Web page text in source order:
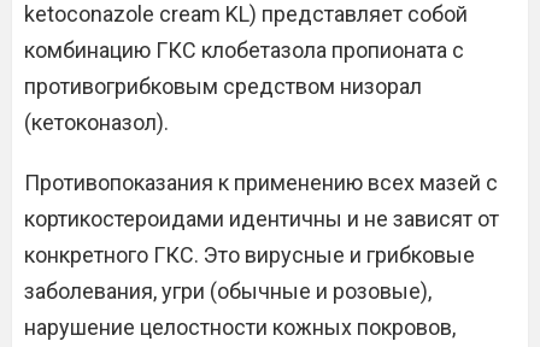
ketoconazole cream KL) представляет собой
комбинацию ГКС клобетазола пропионата с
противогрибковым средством низорал
(кетоконазол).
Противопоказания к применению всех мазей с
кортикостероидами идентичны и не зависят от
конкретного ГКС. Это вирусные и грибковые
заболевания, угри (обычные и розовые),
нарушение целостности кожных покровов,